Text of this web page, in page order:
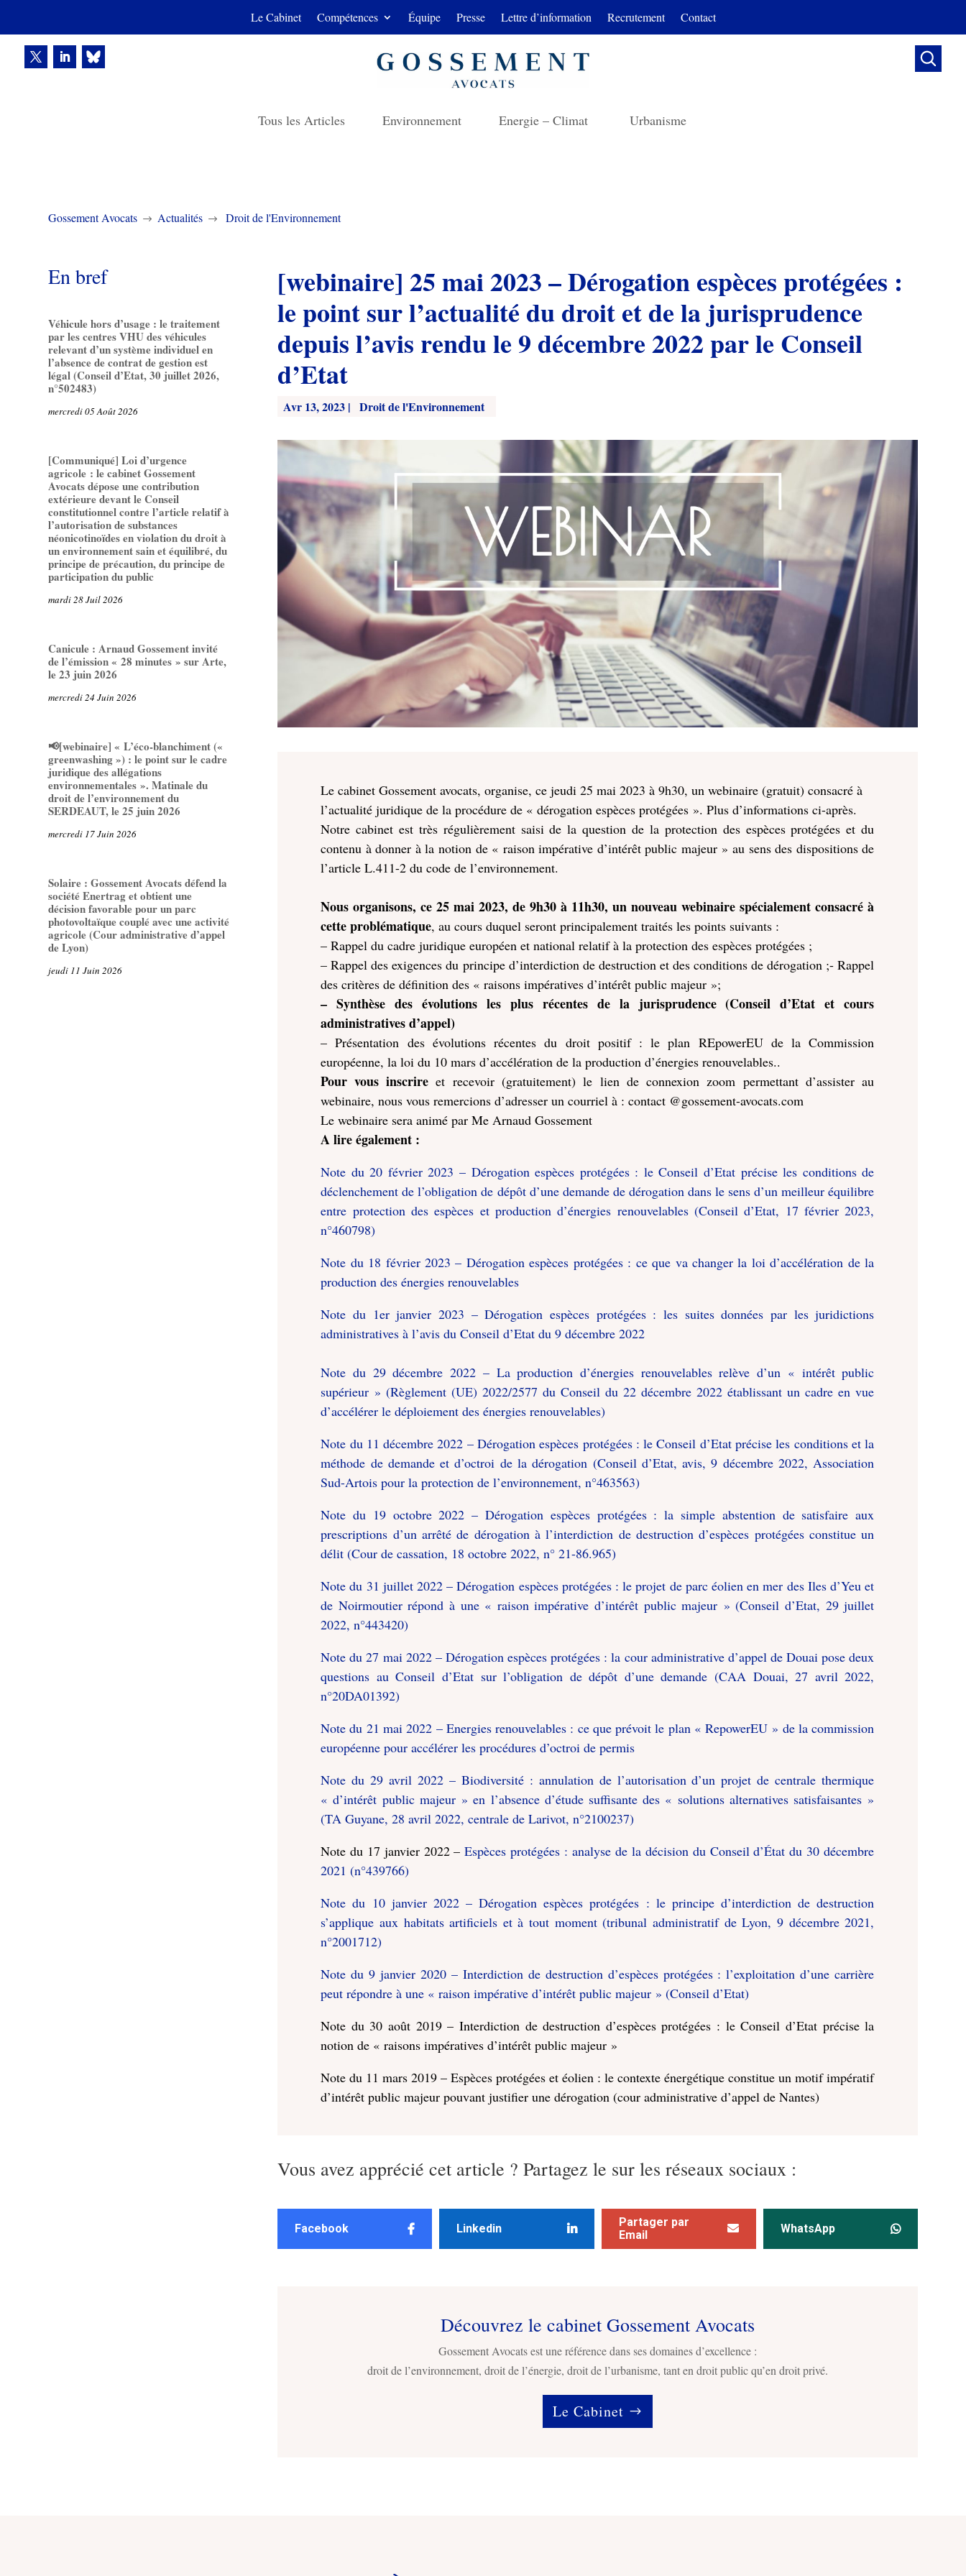
Le Cabinet Compétences Équipe Presse Lettre d’information Recrutement Contact

Tous les Articles Environnement Energie – Climat Urbanisme
Gossement Avocats $ Actualités $ Droit de l'Environnement
En bref
Véhicule hors d’usage : le traitement
par les centres VHU des véhicules
relevant d’un système individuel en
l’absence de contrat de gestion est
légal (Conseil d’Etat, 30 juillet 2026,
n°502483)
mercredi 05 Août 2026
[Communiqué] Loi d’urgence
agricole : le cabinet Gossement
Avocats dépose une contribution
extérieure devant le Conseil
constitutionnel contre l’article relatif à
l’autorisation de substances
néonicotinoïdes en violation du droit à
un environnement sain et équilibré, du
principe de précaution, du principe de
participation du public
mardi 28 Juil 2026
Canicule : Arnaud Gossement invité
de l’émission « 28 minutes » sur Arte,
le 23 juin 2026
mercredi 24 Juin 2026
📢[webinaire] « L’éco-blanchiment («
greenwashing ») : le point sur le cadre
juridique des allégations
environnementales ». Matinale du
droit de l’environnement du
SERDEAUT, le 25 juin 2026
mercredi 17 Juin 2026
Solaire : Gossement Avocats défend la
société Enertrag et obtient une
décision favorable pour un parc
photovoltaïque couplé avec une activité
agricole (Cour administrative d’appel
de Lyon)
jeudi 11 Juin 2026
[webinaire] 25 mai 2023 – Dérogation espèces protégées :
le point sur l’actualité du droit et de la jurisprudence
depuis l’avis rendu le 9 décembre 2022 par le Conseil
d’Etat
Avr 13, 2023 | Droit de l'Environnement
Le cabinet Gossement avocats, organise, ce jeudi 25 mai 2023 à 9h30, un webinaire (gratuit) consacré à
l’actualité juridique de la procédure de « dérogation espèces protégées ». Plus d’informations ci-après.
Notre cabinet est très régulièrement saisi de la question de la protection des espèces protégées et du
contenu à donner à la notion de « raison impérative d’intérêt public majeur » au sens des dispositions de
l’article L.411-2 du code de l’environnement.
Nous organisons, ce 25 mai 2023, de 9h30 à 11h30, un nouveau webinaire spécialement consacré à
cette problématique, au cours duquel seront principalement traités les points suivants :
– Rappel du cadre juridique européen et national relatif à la protection des espèces protégées ;
– Rappel des exigences du principe d’interdiction de destruction et des conditions de dérogation ;- Rappel
des critères de définition des « raisons impératives d’intérêt public majeur »;
– Synthèse des évolutions les plus récentes de la jurisprudence (Conseil d’Etat et cours
administratives d’appel)
– Présentation des évolutions récentes du droit positif : le plan REpowerEU de la Commission
européenne, la loi du 10 mars d’accélération de la production d’énergies renouvelables..
Pour vous inscrire et recevoir (gratuitement) le lien de connexion zoom permettant d’assister au
webinaire, nous vous remercions d’adresser un courriel à : contact @gossement-avocats.com
Le webinaire sera animé par Me Arnaud Gossement
A lire également :
Note du 20 février 2023 – Dérogation espèces protégées : le Conseil d’Etat précise les conditions de
déclenchement de l’obligation de dépôt d’une demande de dérogation dans le sens d’un meilleur équilibre
entre protection des espèces et production d’énergies renouvelables (Conseil d’Etat, 17 février 2023,
n°460798)
Note du 18 février 2023 – Dérogation espèces protégées : ce que va changer la loi d’accélération de la
production des énergies renouvelables
Note du 1er janvier 2023 – Dérogation espèces protégées : les suites données par les juridictions
administratives à l’avis du Conseil d’Etat du 9 décembre 2022
Note du 29 décembre 2022 – La production d’énergies renouvelables relève d’un « intérêt public
supérieur » (Règlement (UE) 2022/2577 du Conseil du 22 décembre 2022 établissant un cadre en vue
d’accélérer le déploiement des énergies renouvelables)
Note du 11 décembre 2022 – Dérogation espèces protégées : le Conseil d’Etat précise les conditions et la
méthode de demande et d’octroi de la dérogation (Conseil d’Etat, avis, 9 décembre 2022, Association
Sud-Artois pour la protection de l’environnement, n°463563)
Note du 19 octobre 2022 – Dérogation espèces protégées : la simple abstention de satisfaire aux
prescriptions d’un arrêté de dérogation à l’interdiction de destruction d’espèces protégées constitue un
délit (Cour de cassation, 18 octobre 2022, n° 21-86.965)
Note du 31 juillet 2022 – Dérogation espèces protégées : le projet de parc éolien en mer des Iles d’Yeu et
de Noirmoutier répond à une « raison impérative d’intérêt public majeur » (Conseil d’Etat, 29 juillet
2022, n°443420)
Note du 27 mai 2022 – Dérogation espèces protégées : la cour administrative d’appel de Douai pose deux
questions au Conseil d’Etat sur l’obligation de dépôt d’une demande (CAA Douai, 27 avril 2022,
n°20DA01392)
Note du 21 mai 2022 – Energies renouvelables : ce que prévoit le plan « RepowerEU » de la commission
européenne pour accélérer les procédures d’octroi de permis
Note du 29 avril 2022 – Biodiversité : annulation de l’autorisation d’un projet de centrale thermique
« d’intérêt public majeur » en l’absence d’étude suffisante des « solutions alternatives satisfaisantes »
(TA Guyane, 28 avril 2022, centrale de Larivot, n°2100237)
Note du 17 janvier 2022 –Espèces protégées : analyse de la décision du Conseil d’État du 30 décembre
2021 (n°439766)
Note du 10 janvier 2022 – Dérogation espèces protégées : le principe d’interdiction de destruction
s’applique aux habitats artificiels et à tout moment (tribunal administratif de Lyon, 9 décembre 2021,
n°2001712)
Note du 9 janvier 2020 – Interdiction de destruction d’espèces protégées : l’exploitation d’une carrière
peut répondre à une « raison impérative d’intérêt public majeur » (Conseil d’Etat)
Note du 30 août 2019 – Interdiction de destruction d’espèces protégées : le Conseil d’Etat précise la
notion de « raisons impératives d’intérêt public majeur »
Note du 11 mars 2019 – Espèces protégées et éolien : le contexte énergétique constitue un motif impératif
d’intérêt public majeur pouvant justifier une dérogation (cour administrative d’appel de Nantes)
Vous avez apprécié cet article ? Partagez le sur les réseaux sociaux :
Facebook Linkedin
Partager par
Email
WhatsApp
Découvrez le cabinet Gossement Avocats
Gossement Avocats est une référence dans ses domaines d’excellence :
droit de l’environnement, droit de l’énergie, droit de l’urbanisme, tant en droit public qu’en droit privé.
Le Cabinet